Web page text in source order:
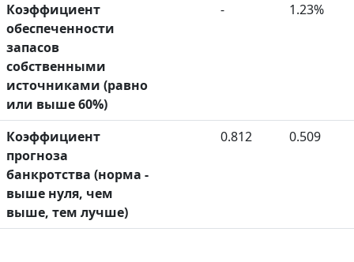
Коэффициент
обеспеченности
запасов
собственными
источниками (равно
или выше 60%)
- 1.23%
Коэффициент
прогноза
банкротства (норма -
выше нуля, чем
выше, тем лучше)
0.812 0.509